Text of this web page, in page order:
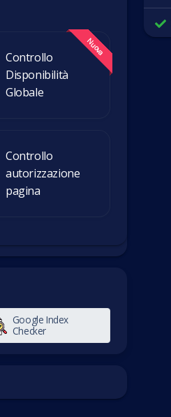
Controllo
Disponibilità
Globale
Controllo
autorizzazione
pagina
Google Index
Checker